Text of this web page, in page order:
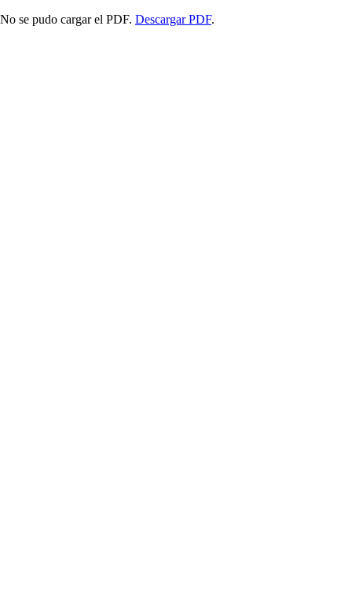
No se pudo cargar el PDF. Descargar PDF.